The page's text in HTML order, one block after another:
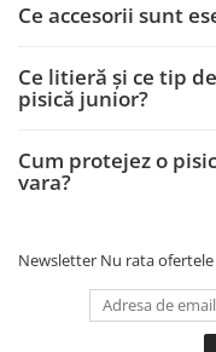
Ce accesorii sunt
Ce litieră și ce tip
pisică junior?
Cum protejez o
vara?
Newsletter Nu rata